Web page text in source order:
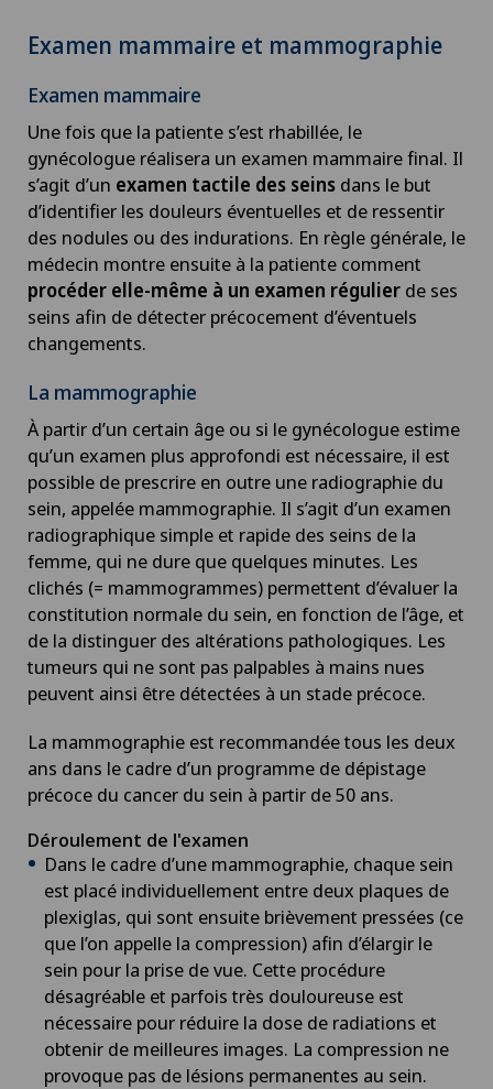
Examen mammaire et mammographie
Examen mammaire
Une fois que la patiente s’est rhabillée, le
gynécologue réalisera un examen mammaire final. Il
s’agit d’un examen tactile des seins dans le but
d’identifier les douleurs éventuelles et de ressentir
des nodules ou des indurations. En règle générale, le
médecin montre ensuite à la patiente comment
procéder elle-même à un examen régulier de ses
seins afin de détecter précocement d’éventuels
changements.
La mammographie
À partir d’un certain âge ou si le gynécologue estime
qu’un examen plus approfondi est nécessaire, il est
possible de prescrire en outre une radiographie du
sein, appelée mammographie. Il s’agit d’un examen
radiographique simple et rapide des seins de la
femme, qui ne dure que quelques minutes. Les
clichés (= mammogrammes) permettent d’évaluer la
constitution normale du sein, en fonction de l’âge, et
de la distinguer des altérations pathologiques. Les
tumeurs qui ne sont pas palpables à mains nues
peuvent ainsi être détectées à un stade précoce.
La mammographie est recommandée tous les deux
ans dans le cadre d’un programme de dépistage
précoce du cancer du sein à partir de 50 ans.
Déroulement de l'examen
Dans le cadre d’une mammographie, chaque sein
est placé individuellement entre deux plaques de
plexiglas, qui sont ensuite brièvement pressées (ce
que l’on appelle la compression) afin d’élargir le
sein pour la prise de vue. Cette procédure
désagréable et parfois très douloureuse est
nécessaire pour réduire la dose de radiations et
obtenir de meilleures images. La compression ne
provoque pas de lésions permanentes au sein.